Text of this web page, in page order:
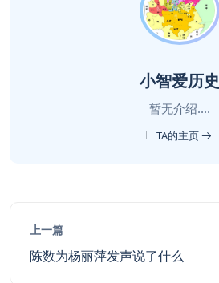
小智爱历史
暂无介绍....
TA的主页
上一篇
陈数为杨丽萍发声说了什么